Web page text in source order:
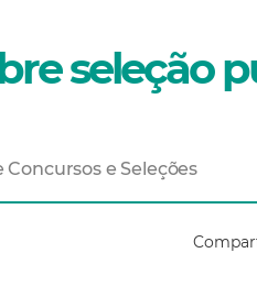
seleção
e Seleções